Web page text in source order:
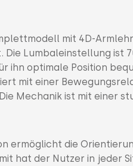
mit 4D-
Lumbaleinstellung ist
ihn optimale Position
mit einer
Mechanik ist mit einer
ermöglicht die
hat der Nutzer in jeder